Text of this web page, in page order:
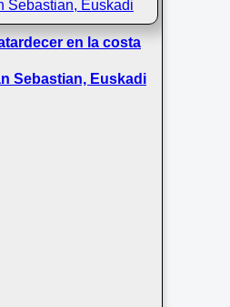
en la costa
Sebastian, Euskadi